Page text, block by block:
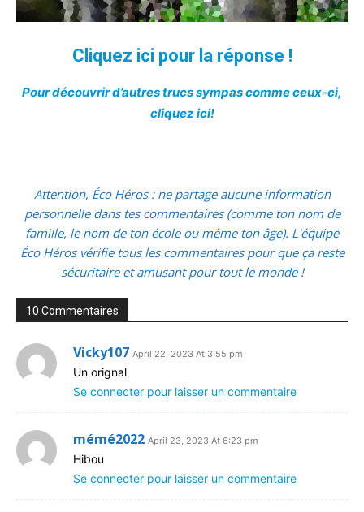
Cliquez ici pour la réponse !
Pour découvrir d’autres trucs sympas comme ceux-ci,
cliquez ici!
Attention, Éco Héros : ne partage aucune information
personnelle dans tes commentaires (comme ton nom de
famille, le nom de ton école ou même ton âge). L'équipe
Éco Héros vérifie tous les commentaires pour que ça reste
sécuritaire et amusant pour tout le monde !
10 Commentaires
Vicky107 April 22, 2023 At 3:55 pm
Un orignal
Se connecter pour laisser un commentaire
mémé2022 April 23, 2023 At 6:23 pm
Hibou
Se connecter pour laisser un commentaire